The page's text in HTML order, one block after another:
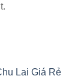
Lai Giá Rẻ